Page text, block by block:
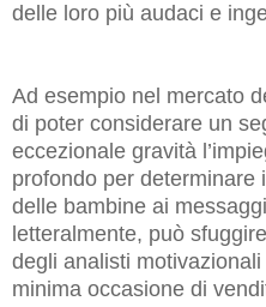
delle loro più audaci e
Ad esempio nel mercato
di poter considerare un
eccezionale gravità
profondo per determinare
delle bambine ai
letteralmente, può
degli analisti
minima occasione di